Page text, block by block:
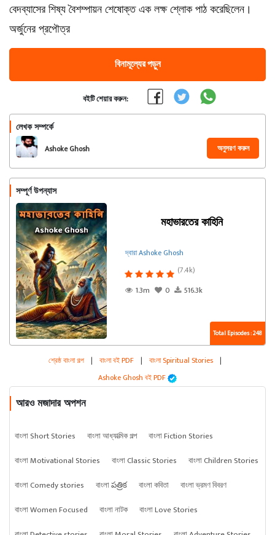
বেদব্যাসের শিষ্য বৈশম্পায়ন শেষোক্ত এক লক্ষ শ্লোক পাঠ করেছিলেন।
অর্জুনের প্রপৌত্র
বিনামূল্যের পড়ুন
বইটি শেয়ার করুন:
লেখক সম্পর্কে
Ashoke Ghosh অনুসরণ করুন
সম্পূর্ণ উপন্যাস
মহাভারতের কাহিনি
দ্বারা Ashoke Ghosh
(7.4k)
1.3m
0 516.3k
Total Episodes : 248
শ্রেষ্ঠ বাংলা গল্প | বাংলা বই PDF | বাংলা Spiritual Stories |
Ashoke Ghosh বই PDF
আরও মজাদার অপশন
বাংলা Short Stories বাংলা আধ্যাত্মিক গল্প
বাংলা Fiction Stories
বাংলা Motivational Stories
বাংলা Classic Stories
বাংলা Children Stories
বাংলা Comedy stories
বাংলা పత్రిక বাংলা কবিতা
বাংলা ভ্রমণ বিবরণ
বাংলা Women Focused
বাংলা নাটক
বাংলা Love Stories